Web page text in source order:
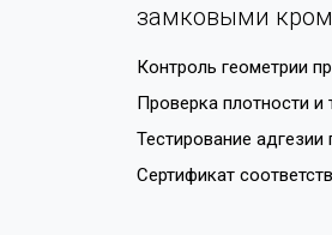
замковыми
Контроль геометрии
Проверка плотности и
Тестирование
Сертификат